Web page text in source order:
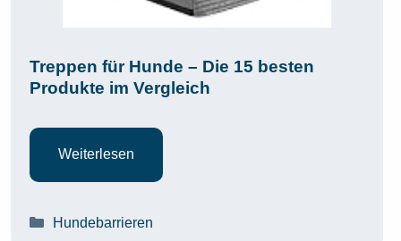
Treppen für Hunde – Die 15 besten
Produkte im Vergleich
Weiterlesen
Kategorien
Hundebarrieren